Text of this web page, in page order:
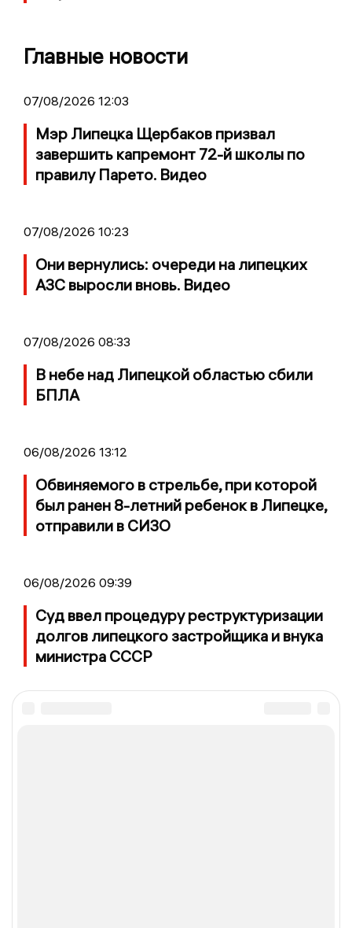
Главные новости
07/08/2026 12:03
Мэр Липецка Щербаков призвал
завершить капремонт 72-й школы по
правилу Парето. Видео
07/08/2026 10:23
Они вернулись: очереди на липецких
АЗС выросли вновь. Видео
07/08/2026 08:33
В небе над Липецкой областью сбили
БПЛА
06/08/2026 13:12
Обвиняемого в стрельбе, при которой
был ранен 8-летний ребенок в Липецке,
отправили в СИЗО
06/08/2026 09:39
Суд ввел процедуру реструктуризации
долгов липецкого застройщика и внука
министра СССР